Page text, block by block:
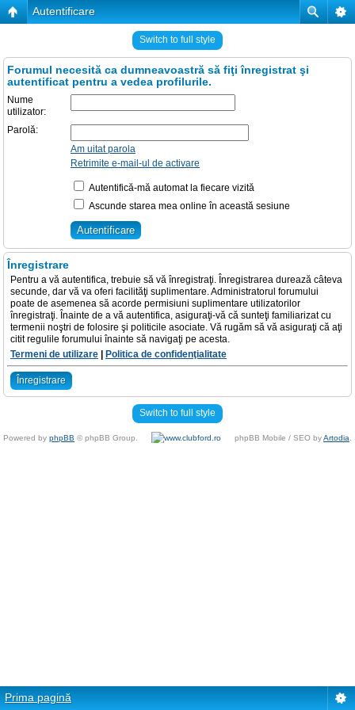
Autentificare
Switch to full style
Forumul necesită ca dumneavoastră să fiţi înregistrat şi
autentificat pentru a vedea profilurile.
Nume
utilizator:
Parolă:
Am uitat parola
Retrimite e-mail-ul de activare
Autentifică-mă automat la fiecare vizită
Ascunde starea mea online în această sesiune
Înregistrare
Pentru a vă autentifica, trebuie să vă înregistraţi. Înregistrarea durează câteva
secunde, dar vă va oferi facilităţi suplimentare. Administratorul forumului
poate de asemenea să acorde permisiuni suplimentare utilizatorilor
înregistraţi. Înainte de a vă autentifica, asiguraţi-vă că sunteţi familiarizat cu
termenii noştri de folosire şi politicile asociate. Vă rugăm să vă asiguraţi că aţi
citit regulile forumului înainte să navigaţi pe acesta.
Termeni de utilizare
Politica de confidenţialitate
Înregistrare
Switch to full style
Powered by phpBB © phpBB Group. phpBB Mobile / SEO byArtodia
Prima pagină